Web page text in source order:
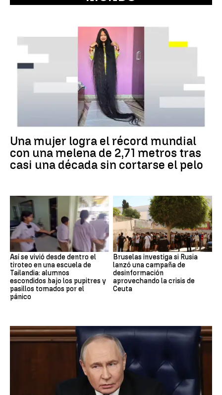
Una mujer logra el récord mundial
con una melena de 2,71 metros tras
casi una década sin cortarse el pelo
Así se vivió desde dentro el
tiroteo en una escuela de
Tailandia: alumnos
escondidos bajo los pupitres y
pasillos tomados por el
pánico
Bruselas investiga si Rusia
lanzó una campaña de
desinformación
aprovechando la crisis de
Ceuta